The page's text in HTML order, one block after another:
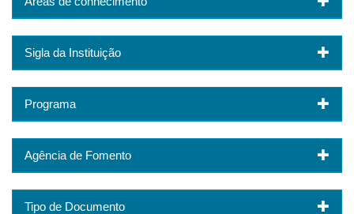
Sigla da Instituição
Programa
Agência de Fomento
Tipo de Documento